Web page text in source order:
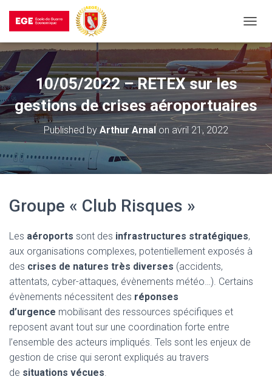
O
G
L
N
A
V
G
10/05/2022 – RETEX sur les
gestions de crises aéroportuaires
Published by Arthur Arnalon avril 21, 2022
Groupe « Club Risques »
Les aéroports sont des infrastructures stratégiques,
aux organisations complexes, potentiellement exposés à
des crises de natures très diverses (accidents,
attentats, cyber-attaques, évènements météo…). Certains
évènements nécessitent des réponses
d’urgence mobilisant des ressources spécifiques et
reposent avant tout sur une coordination forte entre
l’ensemble des acteurs impliqués. Tels sont les enjeux de
gestion de crise qui seront expliqués au travers
de situations vécues.